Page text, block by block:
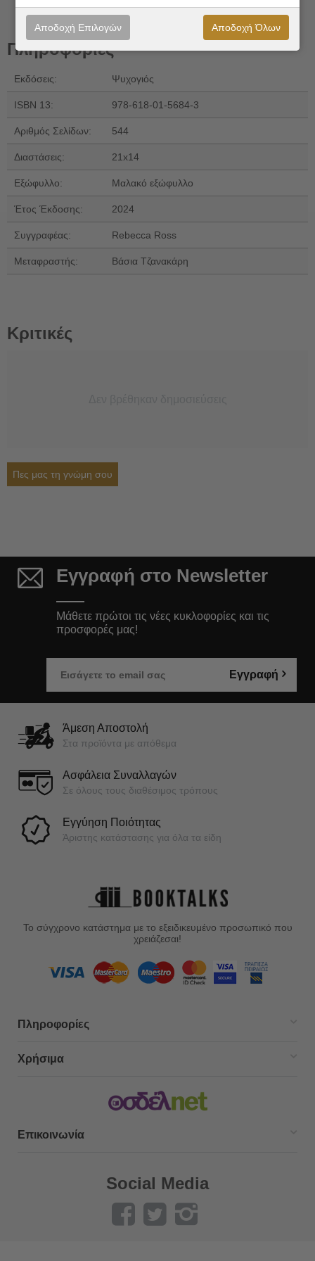
Πληροφορίες
Εκδόσεις: Ψυχογιός
ISBN 13: 978-618-01-5684-3
Αριθμός Σελίδων: 544
Διαστάσεις: 21x14
Εξώφυλλο: Μαλακό εξώφυλλο
Έτος Έκδοσης: 2024
Συγγραφέας: Rebecca Ross
Μεταφραστής: Βάσια Τζανακάρη
Κριτικές
Πες μας τη γνώμη σου
Εγγραφή στο Newsletter
Μάθετε πρώτοι τις νέες κυκλοφορίες και τις
προσφορές μας!
Εγγραφή
Άμεση Αποστολή
Στα προϊόντα με απόθεμα
Ασφάλεια Συναλλαγών
Σε όλους τους διαθέσιμος τρόπους
Εγγύηση Ποιότητας
Άριστης κατάστασης για όλα τα είδη
Το σύγχρονο κατάστημα με το εξειδικευμένο προσωπικό που
χρειάζεσαι!
Πληροφορίες
Χρήσιμα
Επικοινωνία
Social Media
Αποδοχή Επιλογών Αποδοχή Όλων